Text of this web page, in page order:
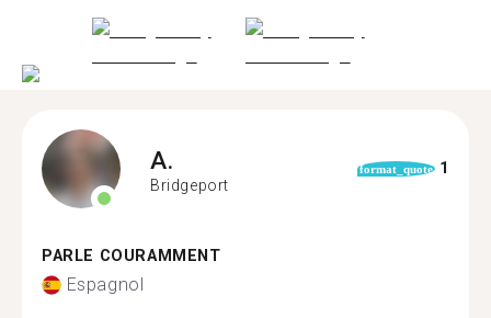
A.
Bridgeport
format_quote 1
PARLE COURAMMENT
Espagnol